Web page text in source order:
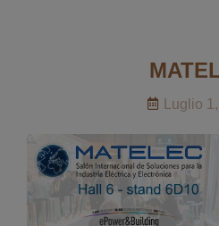
Luglio